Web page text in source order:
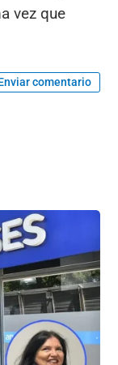
vez que
comentario